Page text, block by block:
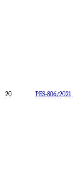
20 PES-806/2021